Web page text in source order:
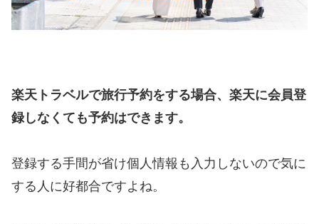
楽天トラベルで旅行予約をする場合、楽天に会員登
録しなくても予約はできます。
登録する手間が省け個人情報も入力しないので気に
する人に好都合ですよね。